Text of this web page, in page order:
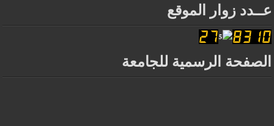
عــدد زوار الموقع
الصفحة الرسمية للجامعة